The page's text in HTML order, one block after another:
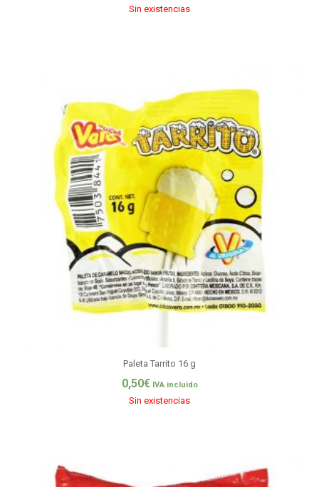
Sin existencias
Paleta Tarrito 16 g
0,50€ IVA incluido
Sin existencias